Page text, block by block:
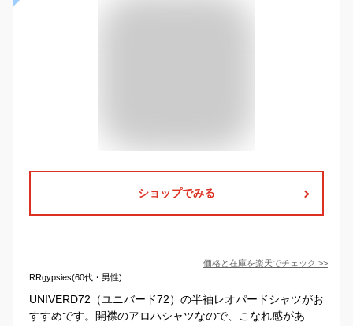
ショップでみる
価格と在庫を楽天でチェック >>
RRgypsies(60代・男性)
UNIVERD72（ユニバード72）の半袖レオパードシャツがお
すすめです。開襟のアロハシャツなので、こなれ感があ